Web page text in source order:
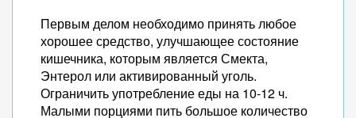
Первым делом необходимо принять любое
хорошее средство, улучшающее состояние
кишечника, которым является Смекта,
Энтерол или активированный уголь.
Ограничить употребление еды на 10-12 ч.
Малыми порциями пить большое количество